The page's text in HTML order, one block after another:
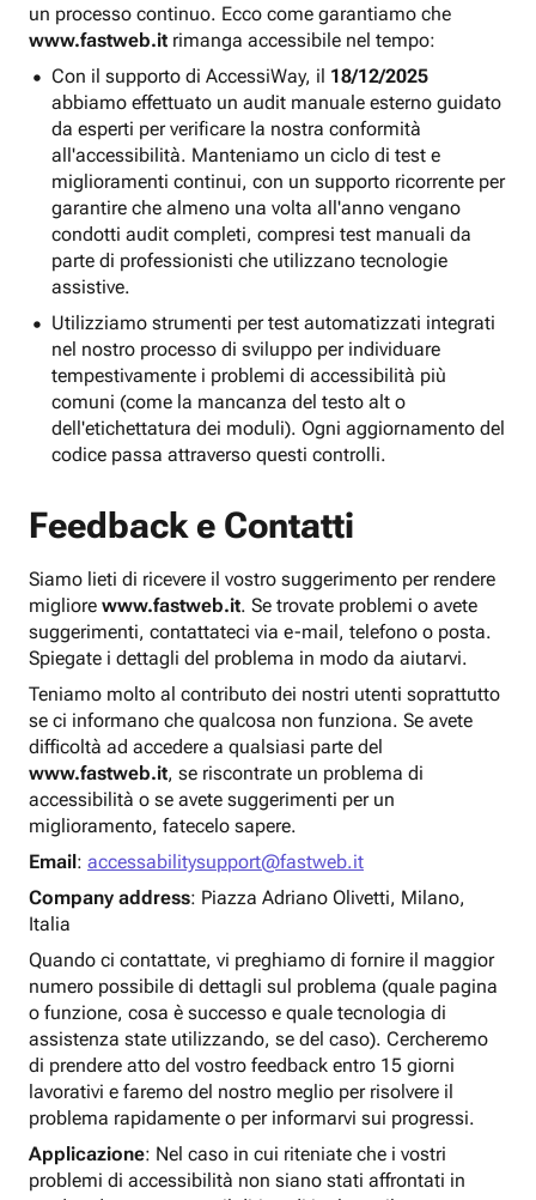
un processo continuo. Ecco come garantiamo che
www.fastweb.it rimanga accessibile nel tempo:
Con il supporto di AccessiWay, il 18/12/2025
abbiamo effettuato un audit manuale esterno guidato
da esperti per verificare la nostra conformità
all'accessibilità. Manteniamo un ciclo di test e
miglioramenti continui, con un supporto ricorrente per
garantire che almeno una volta all'anno vengano
condotti audit completi, compresi test manuali da
parte di professionisti che utilizzano tecnologie
assistive.
Utilizziamo strumenti per test automatizzati integrati
nel nostro processo di sviluppo per individuare
tempestivamente i problemi di accessibilità più
comuni (come la mancanza del testo alt o
dell'etichettatura dei moduli). Ogni aggiornamento del
codice passa attraverso questi controlli.
Feedback e Contatti
Siamo lieti di ricevere il vostro suggerimento per rendere
migliore www.fastweb.it. Se trovate problemi o avete
suggerimenti, contattateci via e-mail, telefono o posta.
Spiegate i dettagli del problema in modo da aiutarvi.
Teniamo molto al contributo dei nostri utenti soprattutto
se ci informano che qualcosa non funziona. Se avete
difficoltà ad accedere a qualsiasi parte del
www.fastweb.it, se riscontrate un problema di
accessibilità o se avete suggerimenti per un
miglioramento, fatecelo sapere.
Email: accessabilitysupport@fastweb.it
Company address: Piazza Adriano Olivetti, Milano,
Italia
Quando ci contattate, vi preghiamo di fornire il maggior
numero possibile di dettagli sul problema (quale pagina
o funzione, cosa è successo e quale tecnologia di
assistenza state utilizzando, se del caso). Cercheremo
di prendere atto del vostro feedback entro 15 giorni
lavorativi e faremo del nostro meglio per risolvere il
problema rapidamente o per informarvi sui progressi.
Applicazione: Nel caso in cui riteniate che i vostri
problemi di accessibilità non siano stati affrontati in